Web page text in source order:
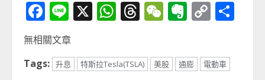
Facebook
Line
X WhatsApp
Threads
WeChat
Evernote
Copy
無相關文章
Tags: 升息 特斯拉Tesla(TSLA) 美股 通膨 電動車